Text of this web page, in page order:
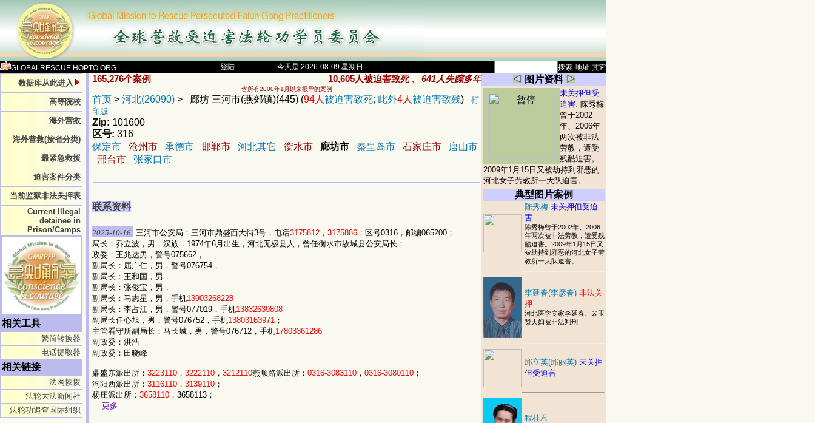
GLOBALRESCUE.HOPTO.ORG 登陆 今天是 2026-08-09 星期日 搜索 地址 其它
数据库从此进入
高等院校
海外营救
海外营救(按省分类)
最紧急救援
迫害案件分类
当前监狱非法关押表
Current Illegal
detainee in
Prison/Camps
相关工具
繁简转换器
电话提取器
相关链接
法网恢恢
法轮大法新闻社
法轮功追查国际组织
165,276个案例 10,605人被迫害致死 , 641人失踪多年
含所有2000年1月以来报导的案例
首页 > 河北(26090) > 廊坊 三河市(燕郊镇)(445) (94人 被迫害致死; 此外4人 被迫害致残)
打
印版
Zip: 101600
区号: 316
保定市
沧州市 承德市 邯郸市 河北其它 衡水市 廊坊市 秦皇岛市 石家庄市
唐山市
邢台市
张家口市
联系资料
2025-10-16: 三河市公安局：三河市鼎盛西大街3号，电话3175812 ， 3175886 ；区号0316，邮编065200；
局长：乔立波，男，汉族，1974年6月出生，河北无极县人，曾任衡水市故城县公安局长；
政委：王兆达男，警号075662，
副局长：屈广仁，男，警号076754，
副局长：王和国，男，
副局长：张俊宝，男，
副局长：马志星，男，手机13903268228
副局长：李占江，男，警号077019，手机13832639808
副局长任心旭，男，警号076752，手机13803163971 ；
主管看守所副局长：马长城，男，警号076712，手机17803361286
副政委：洪浩
副政委：田晓峰
鼎盛东派出所： 3223110 ， 3222110 ， 3212110燕顺路派出所： 0316-3083110 ， 0316-3080110 ；
泃阳西派出所： 3116110 ， 3139110 ；
杨庄派出所： 3658110 ，3658113；
更多
图片资料
未关押但受
迫害: 陈秀梅
曾于2002
年、2006年
两次被非法
劳教，遭受
残酷迫害。
2009年1月15日又被劫持到邪恶的
河北女子劳教所一大队迫害。
典型图片案例
陈秀梅 未关押但受迫
害
陈秀梅曾于2002年、2006
年两次被非法劳教，遭受残
酷迫害。2009年1月15日又
被劫持到邪恶的河北女子劳
教所一大队迫害。
李延春(李彦春) 非法关
押
河北医学专家李延春、裴玉
贤夫妇被非法判刑
邱立英(邱丽英) 未关押
但受迫害
程桂君